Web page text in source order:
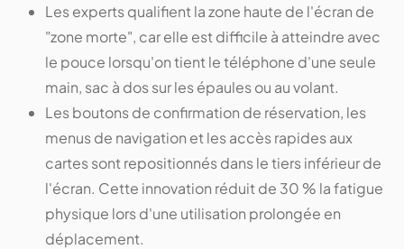
Les experts qualifient la zone haute de l'écran de
"zone morte", car elle est difficile à atteindre avec
le pouce lorsqu'on tient le téléphone d'une seule
main, sac à dos sur les épaules ou au volant.
Les boutons de confirmation de réservation, les
menus de navigation et les accès rapides aux
cartes sont repositionnés dans le tiers inférieur de
l'écran. Cette innovation réduit de 30 % la fatigue
physique lors d'une utilisation prolongée en
déplacement.